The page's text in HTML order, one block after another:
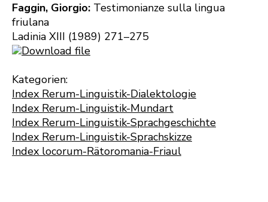
Faggin, Giorgio: Testimonianze sulla lingua
friulana
Ladinia XIII (1989) 271–275
Download file
Kategorien:
Index Rerum-Linguistik-Dialektologie
Index Rerum-Linguistik-Mundart
Index Rerum-Linguistik-Sprachgeschichte
Index Rerum-Linguistik-Sprachskizze
Index locorum-Rätoromania-Friaul